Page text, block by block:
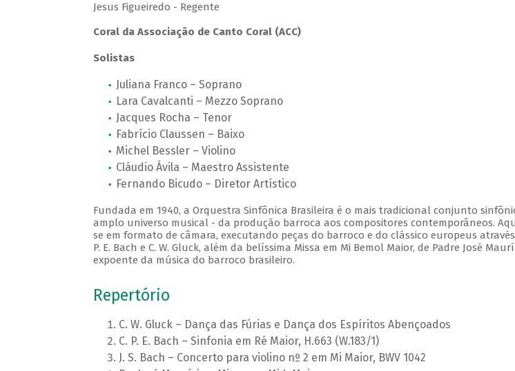
Jesus Figueiredo - Regente
Coral da Associação de Canto Coral (ACC)
Solistas
Juliana Franco – Soprano
Lara Cavalcanti – Mezzo Soprano
Jacques Rocha – Tenor
Fabrício Claussen – Baixo
Michel Bessler – Violino
Cláudio Ávila – Maestro Assistente
Fernando Bicudo – Diretor Artístico
Fundada em 1940, a Orquestra Sinfônica Brasileira é o mais tradicional conjunto
amplo universo musical - da produção barroca aos compositores contemporâneos.
se em formato de câmara, executando peças do barroco e do clássico europeus através
P. E. Bach e C. W. Gluck, além da belíssima Missa em Mi Bemol Maior, de Padre José
expoente da música do barroco brasileiro.
Repertório
C. W. Gluck – Dança das Fúrias e Dança dos Espíritos Abençoados
C. P. E. Bach – Sinfonia em Ré Maior, H.663 (W.183/1)
J. S. Bach – Concerto para violino nº 2 em Mi Maior, BWV 1042